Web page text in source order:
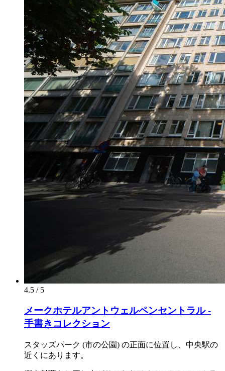
4.5 / 5
メークホテルアントウェルペンセントラル -
手書きコレクション
スタッズパーク (市の公園) の正面に位置し、中央駅の
近くにあります。